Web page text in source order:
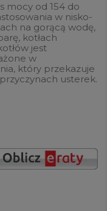
mocy od 154 do
w nisko-
na gorącą wodę,
kotłach
jest
w
który przekazuje
usterek.